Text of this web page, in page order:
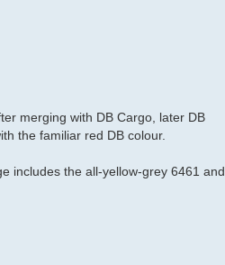
merging with DB Cargo, later DB
the familiar red DB colour.
includes the all-yellow-grey 6461 and